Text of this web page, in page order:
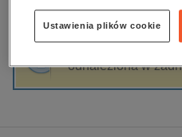
edukacja
hobby, sport, rozrywka
komputery, internet,
Sortowanie
odnaleziona w
Ustawienia plików cookie